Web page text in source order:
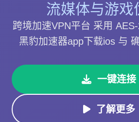
流媒体与游戏
跨境加速VPN平台 采用
黑豹加速器app下载ios 与
一键连接
了解更多